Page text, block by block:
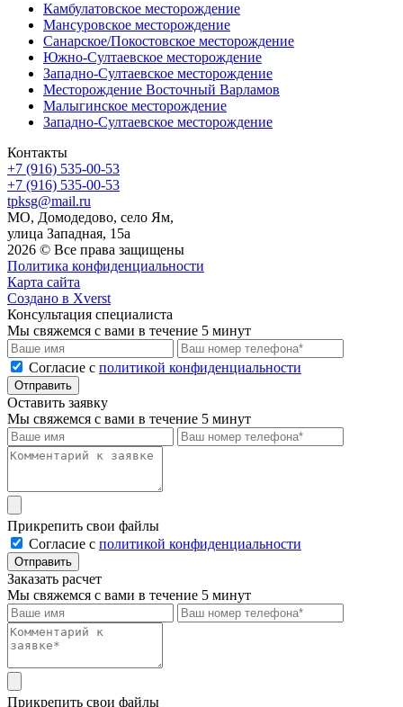
Камбулатовское месторождение
Мансуровское месторождение
Санарское/Покостовское месторождение
Южно-Султаевское месторождение
Западно-Султаевское месторождение
Месторождение Восточный Варламов
Малыгинское месторождение
Западно-Султаевское месторождение
Контакты
+7 (916) 535-00-53
+7 (916) 535-00-53
tpksg@mail.ru
МО, Домодедово, село Ям,
улица Западная, 15а
2026 © Все права защищены
Политика конфиденциальности
Карта сайта
Создано в Xverst
Консультация специалиста
Мы свяжемся с вами в течение 5 минут
Cогласие с политикой конфиденциальности
Отправить
Оставить заявку
Мы свяжемся с вами в течение 5 минут
Прикрепить свои файлы
Cогласие с политикой конфиденциальности
Отправить
Заказать расчет
Мы свяжемся с вами в течение 5 минут
Прикрепить свои файлы